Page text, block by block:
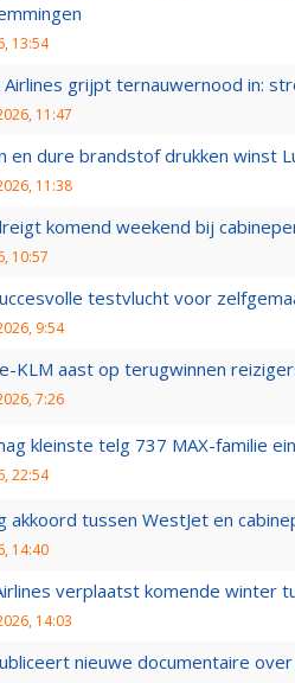
13:54
Airlines grijpt ternauwernood in:
11:47
en dure brandstof drukken winst
11:38
komend weekend bij
10:57
testvlucht voor
9:54
KLM aast op terugwinnen
7:26
kleinste telg 737 MAX-familie
22:54
akkoord tussen WestJet en
14:40
verplaatst komende winter
14:03
nieuwe documentaire